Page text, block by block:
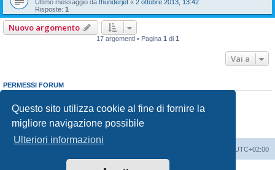
Questo sito utilizza cookie al fine di fornire la
migliore navigazione possibile
Ulteriori informazioni
Ultimo messaggio da thunderjet « 2 ottobre 2013, 13:42
Risposte: 1
Nuovo argomento
17 argomenti • Pagina 1 di 1
Vai a
PERMESSI FORUM
Non puoirispondere negli argomenti
Non puoimodificare i tuoi messaggi
Non puoicancellare i tuoi messaggi
Non puoi
inviare allegati
UTC+02:00